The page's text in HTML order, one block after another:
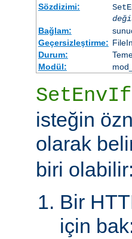
Sözdizimi:
Bağlam:
Geçersizleştirme:
Durum:
Modül:
SetEnvIf
isteğin
olarak
biri olabilir:
Bir
için